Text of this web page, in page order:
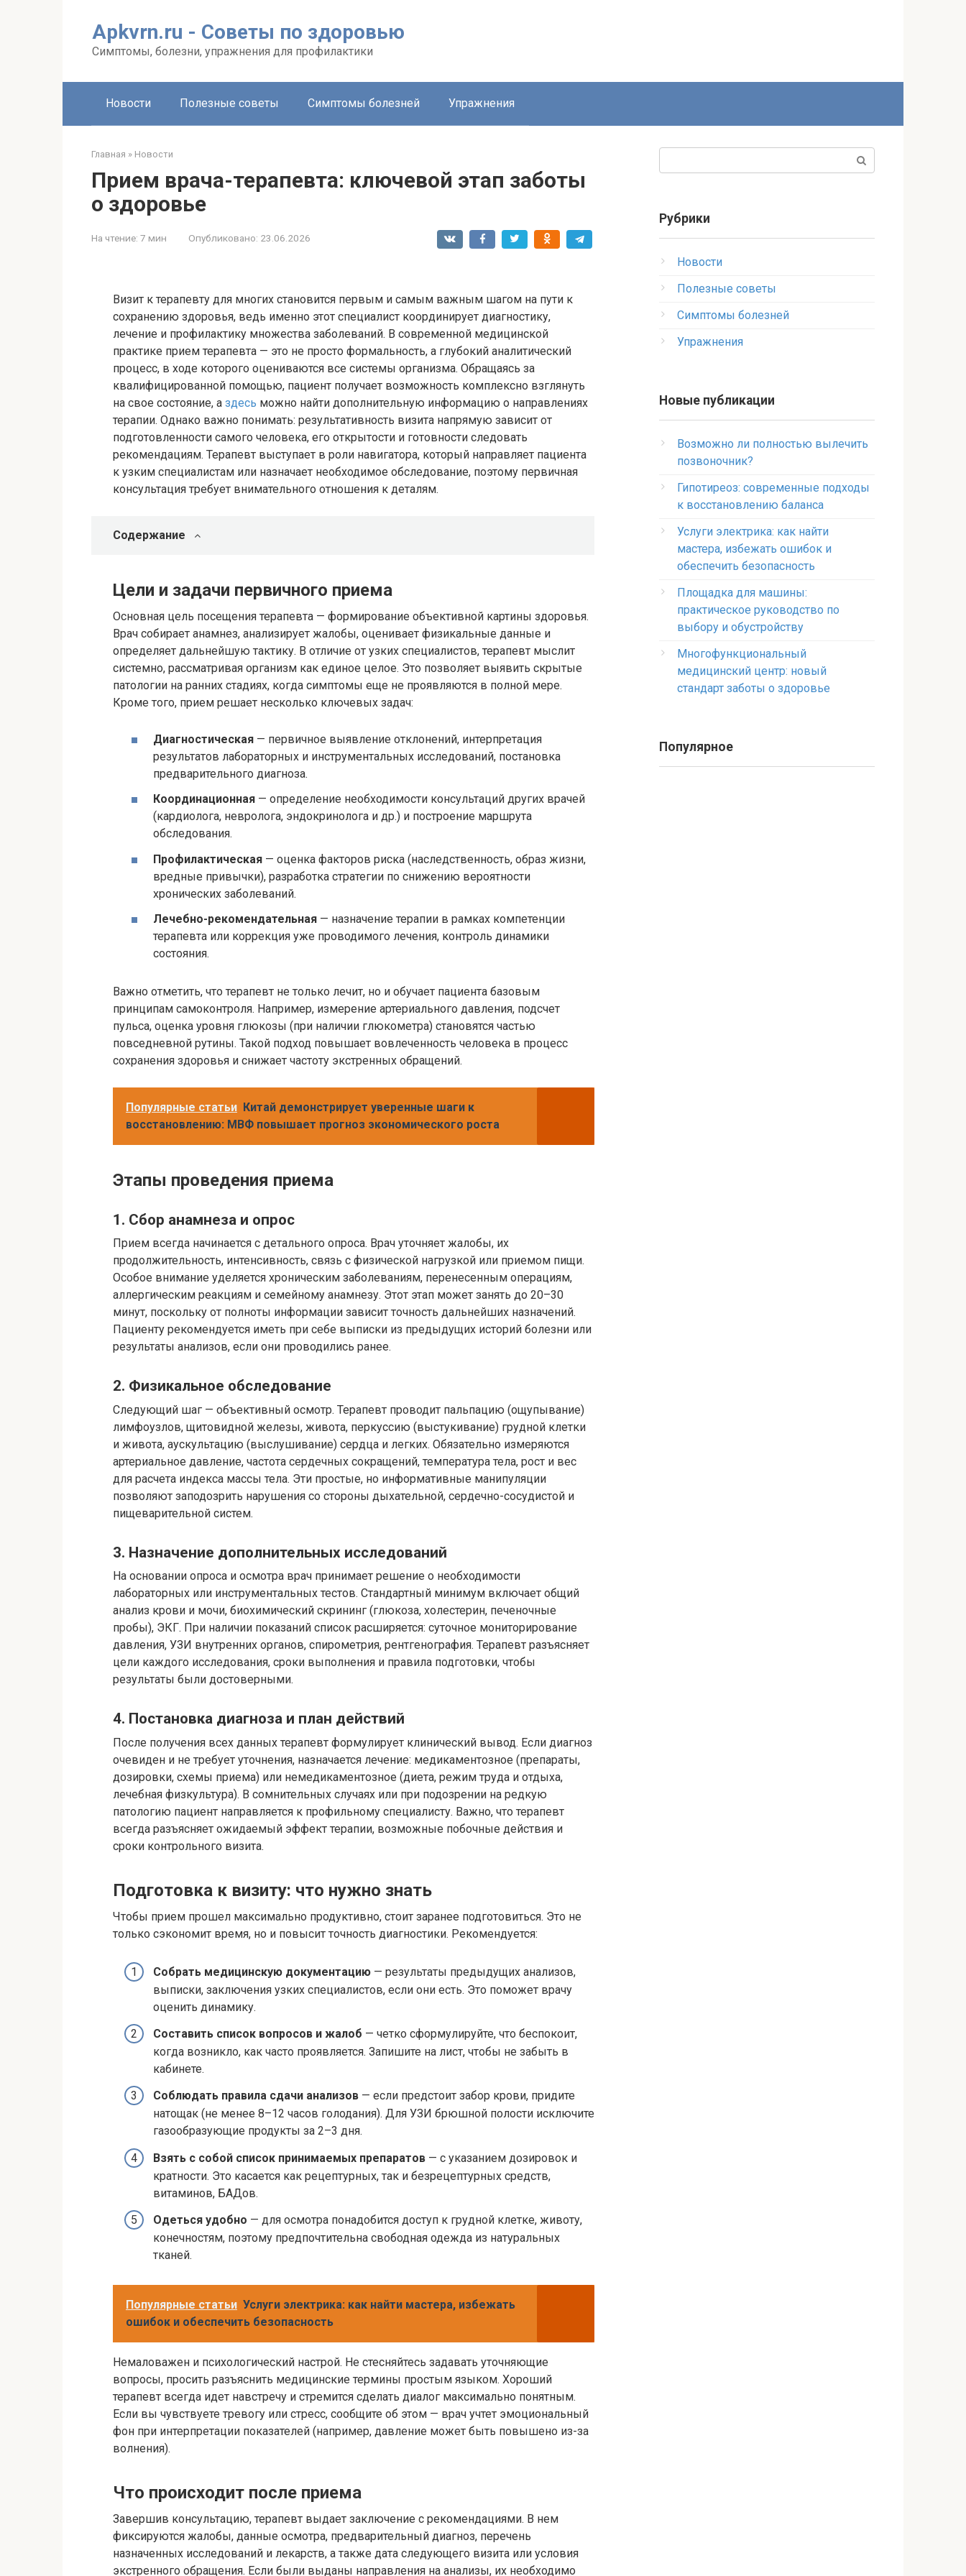
Apkvrn.ru - Советы по здоровью
Симптомы, болезни, упражнения для профилактики
Новости Полезные советы Симптомы болезней Упражнения
Главная » Новости
Прием врача-терапевта: ключевой этап заботы
о здоровье
На чтение: 7 мин Опубликовано: 23.06.2026
Визит к терапевту для многих становится первым и самым важным шагом на пути к
сохранению здоровья, ведь именно этот специалист координирует диагностику,
лечение и профилактику множества заболеваний. В современной медицинской
практике прием терапевта — это не просто формальность, а глубокий аналитический
процесс, в ходе которого оцениваются все системы организма. Обращаясь за
квалифицированной помощью, пациент получает возможность комплексно взглянуть
на свое состояние, а здесь можно найти дополнительную информацию о направлениях
терапии. Однако важно понимать: результативность визита напрямую зависит от
подготовленности самого человека, его открытости и готовности следовать
рекомендациям. Терапевт выступает в роли навигатора, который направляет пациента
к узким специалистам или назначает необходимое обследование, поэтому первичная
консультация требует внимательного отношения к деталям.
Содержание
Цели и задачи первичного приема
Основная цель посещения терапевта — формирование объективной картины здоровья.
Врач собирает анамнез, анализирует жалобы, оценивает физикальные данные и
определяет дальнейшую тактику. В отличие от узких специалистов, терапевт мыслит
системно, рассматривая организм как единое целое. Это позволяет выявить скрытые
патологии на ранних стадиях, когда симптомы еще не проявляются в полной мере.
Кроме того, прием решает несколько ключевых задач:
Диагностическая — первичное выявление отклонений, интерпретация
результатов лабораторных и инструментальных исследований, постановка
предварительного диагноза.
Координационная — определение необходимости консультаций других врачей
(кардиолога, невролога, эндокринолога и др.) и построение маршрута
обследования.
Профилактическая — оценка факторов риска (наследственность, образ жизни,
вредные привычки), разработка стратегии по снижению вероятности
хронических заболеваний.
Лечебно-рекомендательная — назначение терапии в рамках компетенции
терапевта или коррекция уже проводимого лечения, контроль динамики
состояния.
Важно отметить, что терапевт не только лечит, но и обучает пациента базовым
принципам самоконтроля. Например, измерение артериального давления, подсчет
пульса, оценка уровня глюкозы (при наличии глюкометра) становятся частью
повседневной рутины. Такой подход повышает вовлеченность человека в процесс
сохранения здоровья и снижает частоту экстренных обращений.
Популярные статьи Китай демонстрирует уверенные шаги к
восстановлению: МВФ повышает прогноз экономического роста
Этапы проведения приема
1. Сбор анамнеза и опрос
Прием всегда начинается с детального опроса. Врач уточняет жалобы, их
продолжительность, интенсивность, связь с физической нагрузкой или приемом пищи.
Особое внимание уделяется хроническим заболеваниям, перенесенным операциям,
аллергическим реакциям и семейному анамнезу. Этот этап может занять до 20–30
минут, поскольку от полноты информации зависит точность дальнейших назначений.
Пациенту рекомендуется иметь при себе выписки из предыдущих историй болезни или
результаты анализов, если они проводились ранее.
2. Физикальное обследование
Следующий шаг — объективный осмотр. Терапевт проводит пальпацию (ощупывание)
лимфоузлов, щитовидной железы, живота, перкуссию (выстукивание) грудной клетки
и живота, аускультацию (выслушивание) сердца и легких. Обязательно измеряются
артериальное давление, частота сердечных сокращений, температура тела, рост и вес
для расчета индекса массы тела. Эти простые, но информативные манипуляции
позволяют заподозрить нарушения со стороны дыхательной, сердечно-сосудистой и
пищеварительной систем.
3. Назначение дополнительных исследований
На основании опроса и осмотра врач принимает решение о необходимости
лабораторных или инструментальных тестов. Стандартный минимум включает общий
анализ крови и мочи, биохимический скрининг (глюкоза, холестерин, печеночные
пробы), ЭКГ. При наличии показаний список расширяется: суточное мониторирование
давления, УЗИ внутренних органов, спирометрия, рентгенография. Терапевт разъясняет
цели каждого исследования, сроки выполнения и правила подготовки, чтобы
результаты были достоверными.
4. Постановка диагноза и план действий
После получения всех данных терапевт формулирует клинический вывод. Если диагноз
очевиден и не требует уточнения, назначается лечение: медикаментозное (препараты,
дозировки, схемы приема) или немедикаментозное (диета, режим труда и отдыха,
лечебная физкультура). В сомнительных случаях или при подозрении на редкую
патологию пациент направляется к профильному специалисту. Важно, что терапевт
всегда разъясняет ожидаемый эффект терапии, возможные побочные действия и
сроки контрольного визита.
Подготовка к визиту: что нужно знать
Чтобы прием прошел максимально продуктивно, стоит заранее подготовиться. Это не
только сэкономит время, но и повысит точность диагностики. Рекомендуется:
Собрать медицинскую документацию — результаты предыдущих анализов,
выписки, заключения узких специалистов, если они есть. Это поможет врачу
оценить динамику.
Составить список вопросов и жалоб — четко сформулируйте, что беспокоит,
когда возникло, как часто проявляется. Запишите на лист, чтобы не забыть в
кабинете.
Соблюдать правила сдачи анализов — если предстоит забор крови, придите
натощак (не менее 8–12 часов голодания). Для УЗИ брюшной полости исключите
газообразующие продукты за 2–3 дня.
Взять с собой список принимаемых препаратов — с указанием дозировок и
кратности. Это касается как рецептурных, так и безрецептурных средств,
витаминов, БАДов.
Одеться удобно — для осмотра понадобится доступ к грудной клетке, животу,
конечностям, поэтому предпочтительна свободная одежда из натуральных
тканей.
Популярные статьи Услуги электрика: как найти мастера, избежать
ошибок и обеспечить безопасность
Немаловажен и психологический настрой. Не стесняйтесь задавать уточняющие
вопросы, просить разъяснить медицинские термины простым языком. Хороший
терапевт всегда идет навстречу и стремится сделать диалог максимально понятным.
Если вы чувствуете тревогу или стресс, сообщите об этом — врач учтет эмоциональный
фон при интерпретации показателей (например, давление может быть повышено из-за
волнения).
Что происходит после приема
Завершив консультацию, терапевт выдает заключение с рекомендациями. В нем
фиксируются жалобы, данные осмотра, предварительный диагноз, перечень
назначенных исследований и лекарств, а также дата следующего визита или условия
экстренного обращения. Если были выданы направления на анализы, их необходимо
Рубрики
Новости
Полезные советы
Симптомы болезней
Упражнения
Новые публикации
Возможно ли полностью вылечить
позвоночник?
Гипотиреоз: современные подходы
к восстановлению баланса
Услуги электрика: как найти
мастера, избежать ошибок и
обеспечить безопасность
Площадка для машины:
практическое руководство по
выбору и обустройству
Многофункциональный
медицинский центр: новый
стандарт заботы о здоровье
Популярное